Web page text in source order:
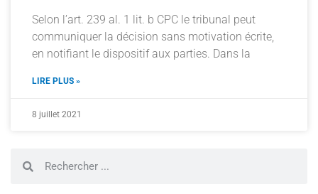
Selon l’art. 239 al. 1 lit. b CPC le tribunal peut
communiquer la décision sans motivation écrite,
en notifiant le dispositif aux parties. Dans la
LIRE PLUS »
8 juillet 2021